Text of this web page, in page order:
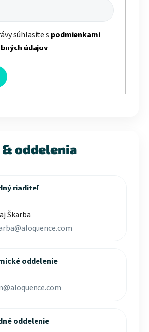
súhlasíte s podmienkami
údajov
& oddelenia
riaditeľ
Škarba
oddelenie
oddelenie